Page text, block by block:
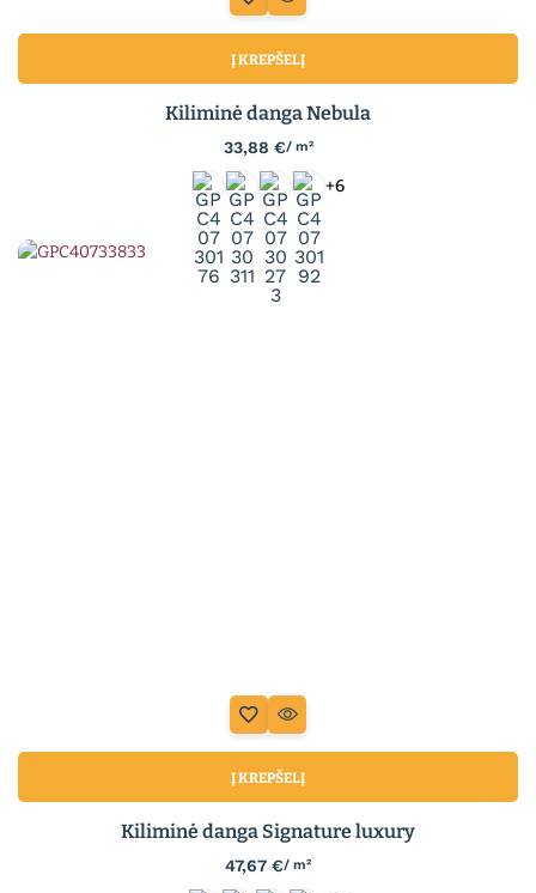
Į KREPŠELĮ
Kiliminė danga Nebula
33,88 €/ m²
+6
Į KREPŠELĮ
Kiliminė danga Signature luxury
47,67 €/ m²